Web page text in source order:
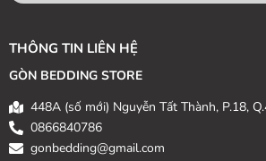
THÔNG TIN LIÊN HỆ
GÒN BEDDING STORE
448A (số mới) Nguyễn Tất Thành, P.18,
0866840786
gonbedding@gmail.com